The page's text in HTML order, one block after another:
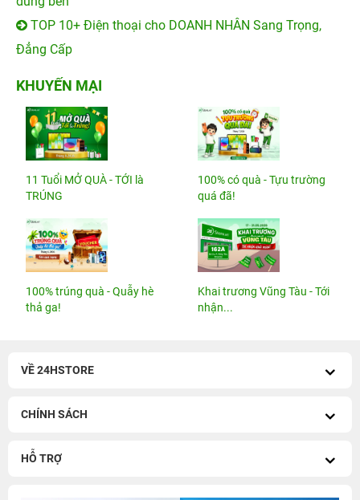
TOP 10+ Điện thoại cho DOANH NHÂN Sang Trọng,
Đẳng Cấp
KHUYẾN MẠI
11 Tuổi MỞ QUÀ - TỚI là
TRÚNG
100% có quà - Tựu trường
quá đã!
100% trúng quà - Quẫy hè
thả ga!
Khai trương Vũng Tàu - Tới
nhận...
VỀ 24HSTORE
CHÍNH SÁCH
HỖ TRỢ